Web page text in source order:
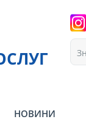
НОВИНИ